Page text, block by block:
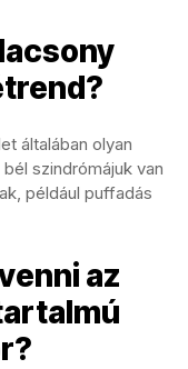
általában olyan
szindrómájuk van
például puffadás
az